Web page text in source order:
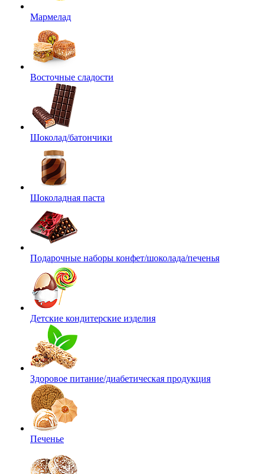
Мармелад
Восточные сладости
Шоколад/батончики
Шоколадная паста
Подарочные наборы конфет/шоколада/печенья
Детские кондитерские изделия
Здоровое питание/диабетическая продукция
Печенье